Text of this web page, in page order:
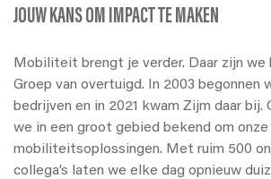
JOUW KANS OM IMPACT TE MAKEN
Mobiliteit brengt je verder. Daar zijn we
Groep van overtuigd. In 2003 begonnen
bedrijven en in 2021 kwam Zijm daar bij.
we in een groot gebied bekend om onze
mobiliteitsoplossingen. Met ruim 500
collega’s laten we elke dag opnieuw